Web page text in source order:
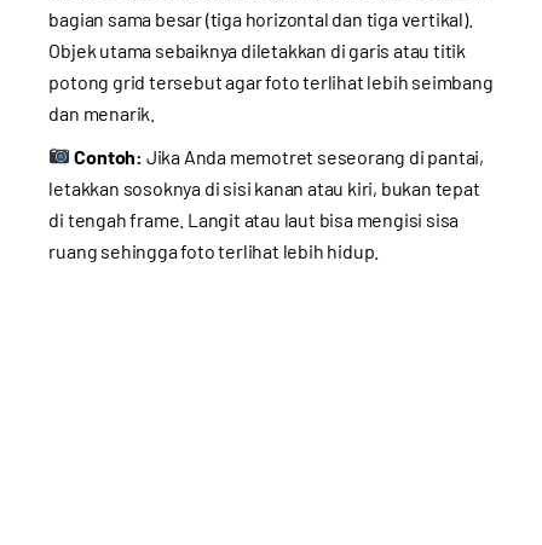
bagian sama besar (tiga horizontal dan tiga vertikal).
Objek utama sebaiknya diletakkan di garis atau titik
potong grid tersebut agar foto terlihat lebih seimbang
dan menarik.
Contoh: Jika Anda memotret seseorang di pantai,
letakkan sosoknya di sisi kanan atau kiri, bukan tepat
di tengah frame. Langit atau laut bisa mengisi sisa
ruang sehingga foto terlihat lebih hidup.